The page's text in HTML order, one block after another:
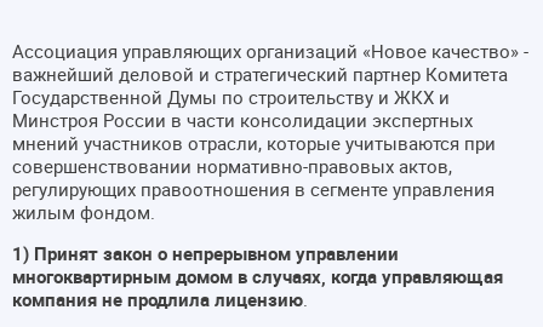
Ассоциация управляющих организаций «Новое качество» -
важнейший деловой и стратегический партнер Комитета
Государственной Думы по строительству и ЖКХ и
Минстроя России в части консолидации экспертных
мнений участников отрасли, которые учитываются при
совершенствовании нормативно-правовых актов,
регулирующих правоотношения в сегменте управления
жилым фондом.
1) Принят закон о непрерывном управлении
многоквартирным домом в случаях, когда управляющая
компания не продлила лицензию.